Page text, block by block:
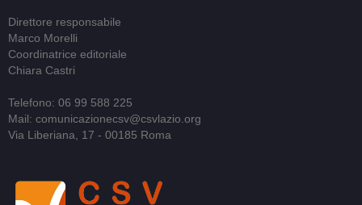
Direttore responsabile
Marco Morelli
Coordinatrice editoriale
Chiara Castri
Telefono: 06 99 588 225
Mail: comunicazionecsv@csvlazio.org
Via Liberiana, 17 - 00185 Roma